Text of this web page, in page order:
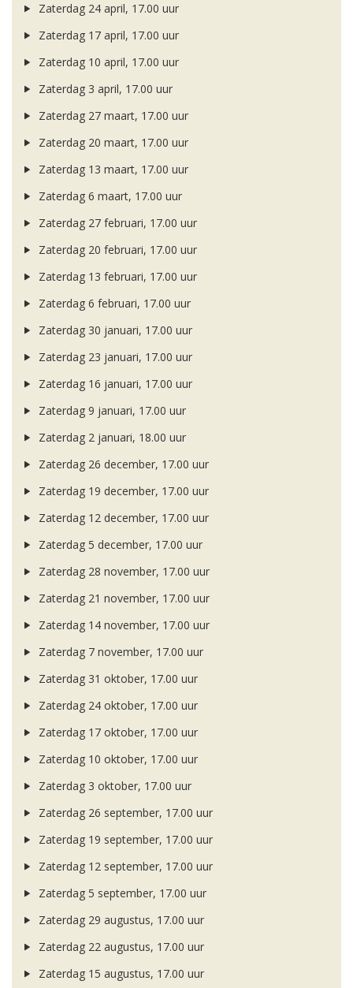
Zaterdag 24 april, 17.00 uur
Zaterdag 17 april, 17.00 uur
Zaterdag 10 april, 17.00 uur
Zaterdag 3 april, 17.00 uur
Zaterdag 27 maart, 17.00 uur
Zaterdag 20 maart, 17.00 uur
Zaterdag 13 maart, 17.00 uur
Zaterdag 6 maart, 17.00 uur
Zaterdag 27 februari, 17.00 uur
Zaterdag 20 februari, 17.00 uur
Zaterdag 13 februari, 17.00 uur
Zaterdag 6 februari, 17.00 uur
Zaterdag 30 januari, 17.00 uur
Zaterdag 23 januari, 17.00 uur
Zaterdag 16 januari, 17.00 uur
Zaterdag 9 januari, 17.00 uur
Zaterdag 2 januari, 18.00 uur
Zaterdag 26 december, 17.00 uur
Zaterdag 19 december, 17.00 uur
Zaterdag 12 december, 17.00 uur
Zaterdag 5 december, 17.00 uur
Zaterdag 28 november, 17.00 uur
Zaterdag 21 november, 17.00 uur
Zaterdag 14 november, 17.00 uur
Zaterdag 7 november, 17.00 uur
Zaterdag 31 oktober, 17.00 uur
Zaterdag 24 oktober, 17.00 uur
Zaterdag 17 oktober, 17.00 uur
Zaterdag 10 oktober, 17.00 uur
Zaterdag 3 oktober, 17.00 uur
Zaterdag 26 september, 17.00 uur
Zaterdag 19 september, 17.00 uur
Zaterdag 12 september, 17.00 uur
Zaterdag 5 september, 17.00 uur
Zaterdag 29 augustus, 17.00 uur
Zaterdag 22 augustus, 17.00 uur
Zaterdag 15 augustus, 17.00 uur